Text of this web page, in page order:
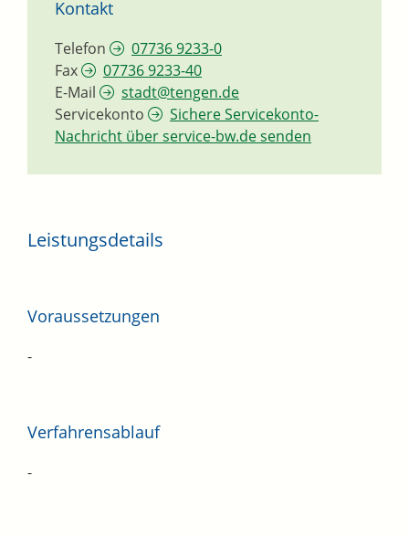
Kontakt
Telefon
07736 9233-0
Fax
07736 9233-40
E-Mail
stadt@tengen.de
Servicekonto
Sichere Servicekonto-
Nachricht über service-bw.de senden
Leistungsdetails
Voraussetzungen
-
Verfahrensablauf
-